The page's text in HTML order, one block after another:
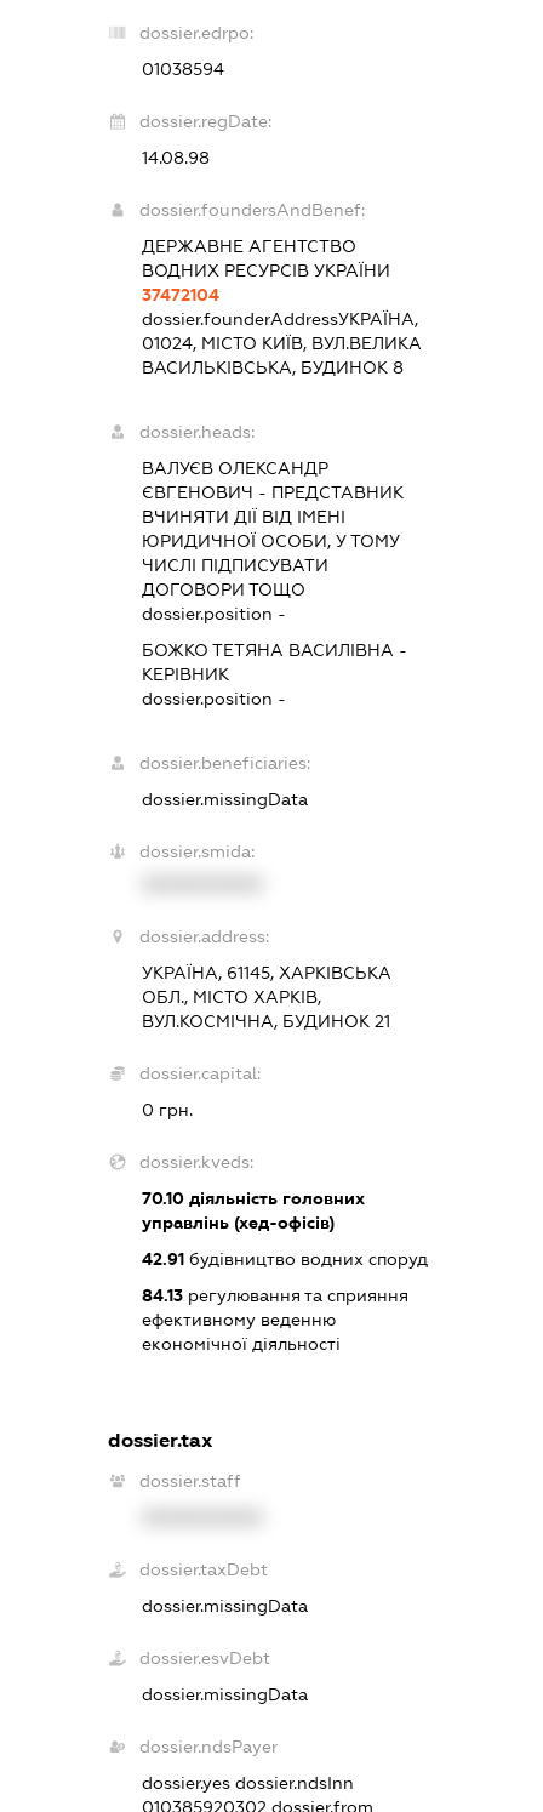
dossier.edrpo:
01038594
dossier.regDate:
14.08.98
dossier.foundersAndBenef:
ДЕРЖАВНЕ АГЕНТСТВО
ВОДНИХ РЕСУРСІВ УКРАЇНИ
37472104
dossier.founderAddressУКРАЇНА,
01024, МІСТО КИЇВ, ВУЛ.ВЕЛИКА
ВАСИЛЬКІВСЬКА, БУДИНОК 8
dossier.heads:
ВАЛУЄВ ОЛЕКСАНДР
ЄВГЕНОВИЧ - ПРЕДСТАВНИК
ВЧИНЯТИ ДІЇ ВІД ІМЕНІ
ЮРИДИЧНОЇ ОСОБИ, У ТОМУ
ЧИСЛІ ПІДПИСУВАТИ
ДОГОВОРИ ТОЩО
dossier.position -
БОЖКО ТЕТЯНА ВАСИЛІВНА -
КЕРІВНИК
dossier.position -
dossier.beneficiaries:
dossier.missingData
dossier.smida:
dossier.address:
УКРАЇНА, 61145, ХАРКІВСЬКА
ОБЛ., МІСТО ХАРКІВ,
ВУЛ.КОСМІЧНА, БУДИНОК 21
dossier.capital:
0 грн.
dossier.kveds:
70.10діяльність головних
управлінь (хед-офісів)
42.91будівництво водних споруд
84.13регулювання та сприяння
ефективному веденню
економічної діяльності
dossier.tax
dossier.staff
dossier.taxDebt
dossier.missingData
dossier.esvDebt
dossier.missingData
dossier.ndsPayer
dossier.yes dossier.ndsInn
010385920302 dossier.from